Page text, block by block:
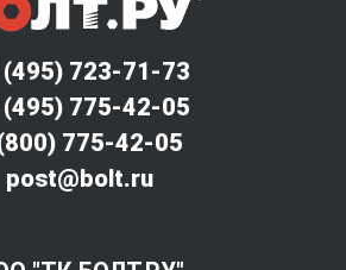
(495) 723-71-73
(495) 775-42-05
775-42-05
post@bolt.ru